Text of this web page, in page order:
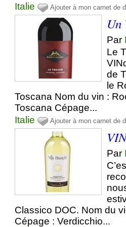
Italie
Ajouter à mon carnet de
Un
Par
Le
de
le
Toscana Nom du vin :
Toscana Cépage...
Italie
Ajouter à mon carnet de
Par
Classico DOC. Nom du
Cépage : Verdicchio...